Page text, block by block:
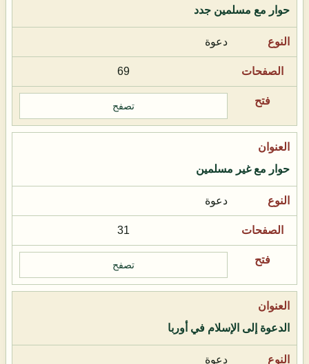
حوار مع مسلمين جدد
دعوة
69
تصفح
حوار مع غير مسلمين
دعوة
31
تصفح
الدعوة إلى الإسلام في أوربا
دعوة